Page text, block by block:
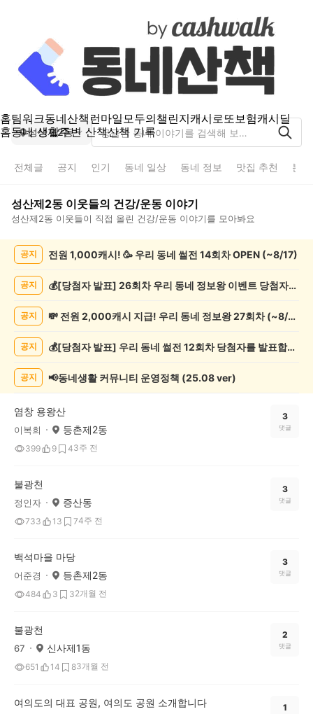
홈팀워크동네산책 런마일모두의챌린지캐시로또보험캐시딜
홈동네 생활주변 산책산책 기록
성산제2동
전체글 공지 인기 동네 일상 동네 정보 맛집 추천 분
성산제2동 이웃들의 건강/운동 이야기
성산제2동 이웃들이 직접 올린 건강/운동 이야기를 모아봐요
강/
글
공지 전원 1,000캐시! 🥳 우리 동네 썰전 14회차 OPEN (~8/17)
공지 💰[당첨자 발표] 26회차 우리 동네 정보왕 이벤트 당첨자를 발표합니다!
공지 💸 전원 2,000캐시 지급! 우리 동네 정보왕 27회차 (~8/10)
공지 💰[당첨자 발표] 우리 동네 썰전 12회차 당첨자를 발표합니다!
공지 📢동네생활 커뮤니티 운영정책 (25.08 ver)
염창 용왕산
이복희 등촌제2동
399 9 43주 전
3
댓글
불광천
정인자 증산동
733 13 74주 전
3
댓글
백석마을 마당
어준경 등촌제2동
484 3 32개월 전
3
댓글
불광천
67 신사제1동
651 14 83개월 전
2
댓글
여의도의 대표 공원, 여의도 공원 소개합니다 1